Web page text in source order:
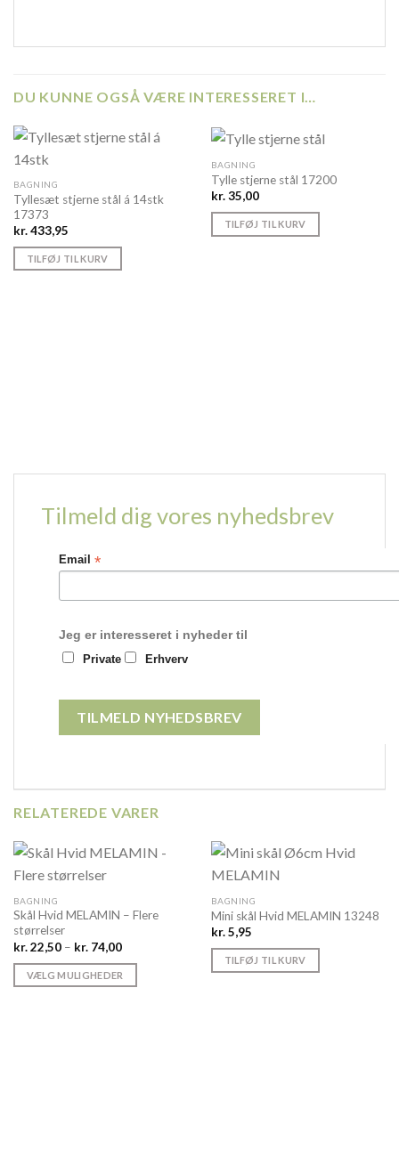
DU KUNNE OGSÅ VÆRE INTERESSERET I…
BAGNING
Tyllesæt stjerne stål á 14stk
17373
kr.433,95
TILFØJ TIL KURV
BAGNING
Tylle stjerne stål 17200
kr.35,00
TILFØJ TIL KURV
Tilmeld dig vores nyhedsbrev
Email *
Jeg er interesseret i nyheder til
Private Erhverv
RELATEREDE VARER
BAGNING
Skål Hvid MELAMIN – Flere
størrelser
kr.22,50 – kr.74,00Prisinterval:
til
kr. 74,00
VÆLG MULIGHEDER
BAGNING
Mini skål Hvid MELAMIN 13248
kr.5,95
TILFØJ TIL KURV